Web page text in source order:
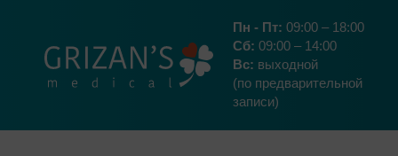
Пн - Пт: 09:00 – 18:00
Сб: 09:00 – 14:00
Вс: выходной
(по предварительной
записи)